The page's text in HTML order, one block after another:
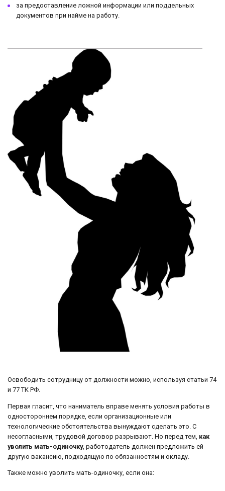
за предоставление ложной информации или поддельных
документов при найме на работу.
Освободить сотрудницу от должности можно, используя статьи 74
и 77 ТК РФ.
Первая гласит, что наниматель вправе менять условия работы в
одностороннем порядке, если организационные или
технологические обстоятельства вынуждают сделать это. С
несогласными, трудовой договор разрывают. Но перед тем, как
уволить мать-одиночку, работодатель должен предложить ей
другую вакансию, подходящую по обязанностям и окладу.
Также можно уволить мать-одиночку, если она: